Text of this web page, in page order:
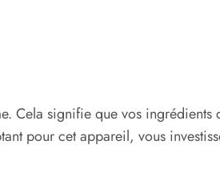
Cela signifie que vos
pour cet appareil, vous